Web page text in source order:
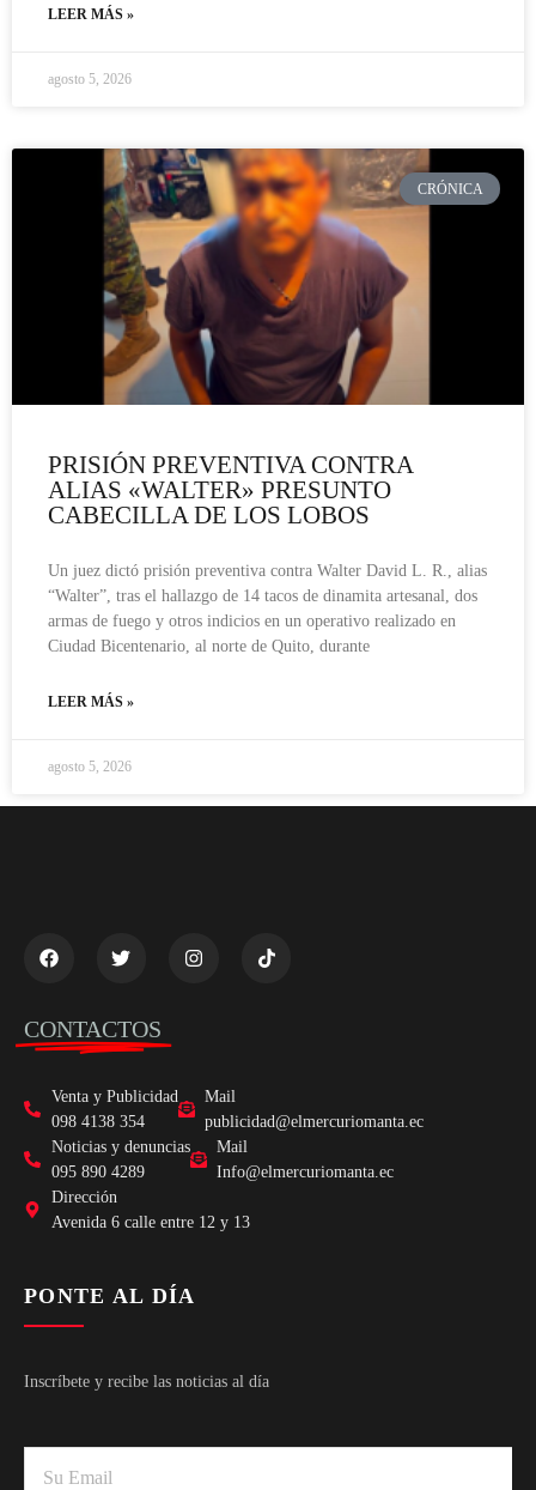
LEER MÁS »
agosto 5, 2026
CRÓNICA
PRISIÓN PREVENTIVA CONTRA
ALIAS «WALTER» PRESUNTO
CABECILLA DE LOS LOBOS
Un juez dictó prisión preventiva contra Walter David L. R., alias
“Walter”, tras el hallazgo de 14 tacos de dinamita artesanal, dos
armas de fuego y otros indicios en un operativo realizado en
Ciudad Bicentenario, al norte de Quito, durante
LEER MÁS »
agosto 5, 2026
CONTACTOS
Venta y Publicidad
098 4138 354
Mail
publicidad@elmercuriomanta.ec
Noticias y denuncias
095 890 4289
Mail
Info@elmercuriomanta.ec
Dirección
Avenida 6 calle entre 12 y 13
PONTE AL DÍA
Inscríbete y recibe las noticias al día